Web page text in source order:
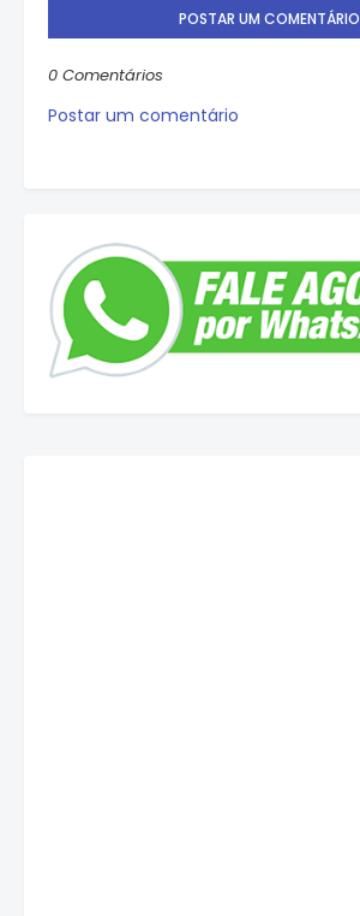
POSTAR UM COMENTÁRIO
0 Comentários
Postar um comentário